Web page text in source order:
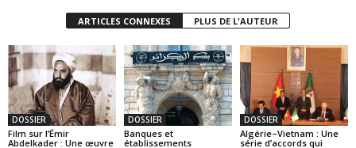
ARTICLES CONNEXES PLUS DE L'AUTEUR
DOSSIER
Film sur l’Émir
Abdelkader : Une œuvre
DOSSIER
Banques et
établissements
DOSSIER
Algérie–Vietnam : Une
série d’accords qui